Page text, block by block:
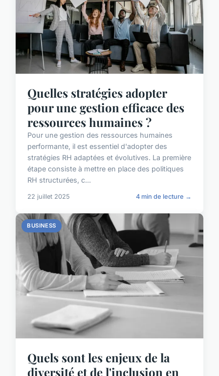
Quelles stratégies adopter
pour une gestion efficace des
ressources humaines ?
Pour une gestion des ressources humaines
performante, il est essentiel d'adopter des
stratégies RH adaptées et évolutives. La première
étape consiste à mettre en place des politiques
RH structurées, c...
22 juillet 2025 4 min de lecture →
BUSINESS
Quels sont les enjeux de la
diversité et de l'inclusion en